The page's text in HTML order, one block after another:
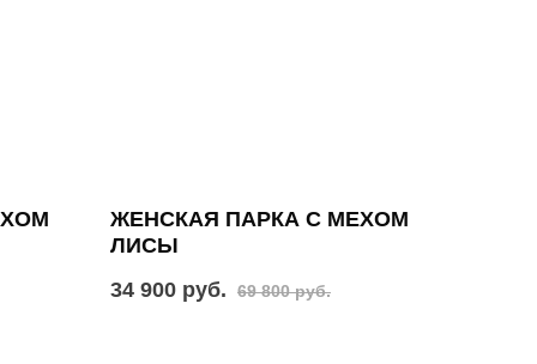
ЖЕНСКАЯ ПАРКА С МЕХОМ
ЛИСЫ
34 900 руб.
69 800 руб.